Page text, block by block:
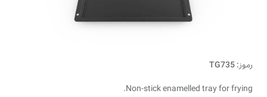
رموز: TG735
Non-stick enamelled tray for frying.